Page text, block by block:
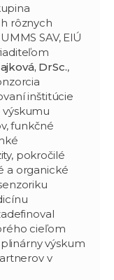
rôznych
SAV, ElÚ
DrSc.,
inštitúcie
funkčné
pokročilé
a organické
cieľom
výskum
v